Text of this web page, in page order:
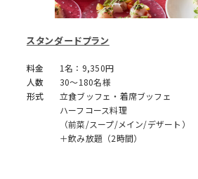
スタンダードプラン
料金
1名：9,350円
人数
30～180名様
形式
立食ブッフェ・着席ブッフェ
ハーフコース料理
（前菜/スープ/メイン/デザート）
＋飲み放題（2時間）